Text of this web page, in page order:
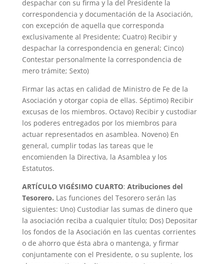
despachar con su firma y la del Presidente la
correspondencia y documentación de la Asociación,
con excepción de aquella que corresponda
exclusivamente al Presidente; Cuatro) Recibir y
despachar la correspondencia en general; Cinco)
Contestar personalmente la correspondencia de
mero trámite; Sexto)
Firmar las actas en calidad de Ministro de Fe de la
Asociación y otorgar copia de ellas. Séptimo) Recibir
excusas de los miembros. Octavo) Recibir y custodiar
los poderes entregados por los miembros para
actuar representados en asamblea. Noveno) En
general, cumplir todas las tareas que le
encomienden la Directiva, la Asamblea y los
Estatutos.
ARTÍCULO VIGÉSIMO CUARTO: Atribuciones del
Tesorero. Las funciones del Tesorero serán las
siguientes: Uno) Custodiar las sumas de dinero que
la asociación reciba a cualquier título; Dos) Depositar
los fondos de la Asociación en las cuentas corrientes
o de ahorro que ésta abra o mantenga, y firmar
conjuntamente con el Presidente, o su suplente, los